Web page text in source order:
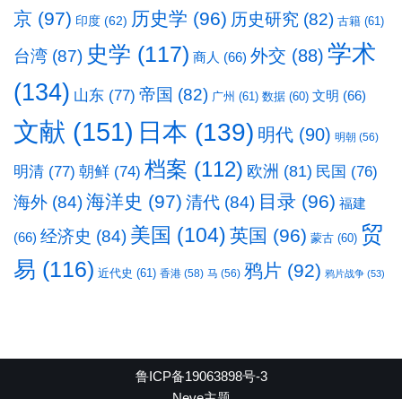
京 (97) 印度 (62) 历史学 (96) 历史研究 (82) 古籍 (61)
台湾 (87) 史学 (117) 商人 (66) 外交 (88) 学术
(134) 山东 (77) 帝国 (82) 广州 (61) 数据 (60) 文明 (66)
文献 (151) 日本 (139) 明代 (90) 明朝 (56)
明清 (77) 朝鲜 (74) 档案 (112) 欧洲 (81) 民国 (76)
海外 (84)海洋史 (97) 清代 (84) 目录 (96) 福建
(66) 经济史 (84) 美国 (104) 英国 (96) 蒙古 (60) 贸
易 (116) 近代史 (61) 香港 (58) 马 (56) 鸦片 (92) 鸦片战争 (53)
鲁ICP备19063898号-3